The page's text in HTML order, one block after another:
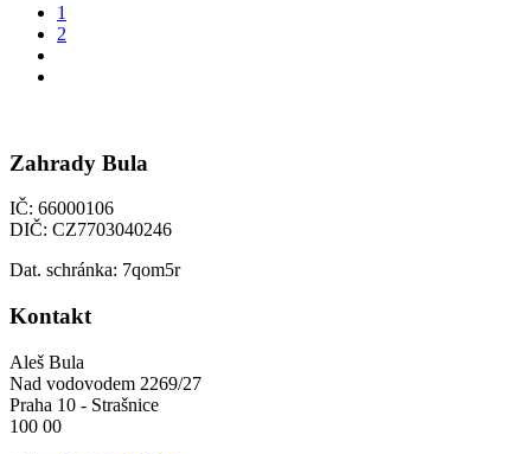
1
2
Zahrady Bula
IČ: 66000106
DIČ: CZ7703040246
Dat. schránka: 7qom5r
Kontakt
Aleš Bula
Nad vodovodem 2269/27
Praha 10 - Strašnice
100 00